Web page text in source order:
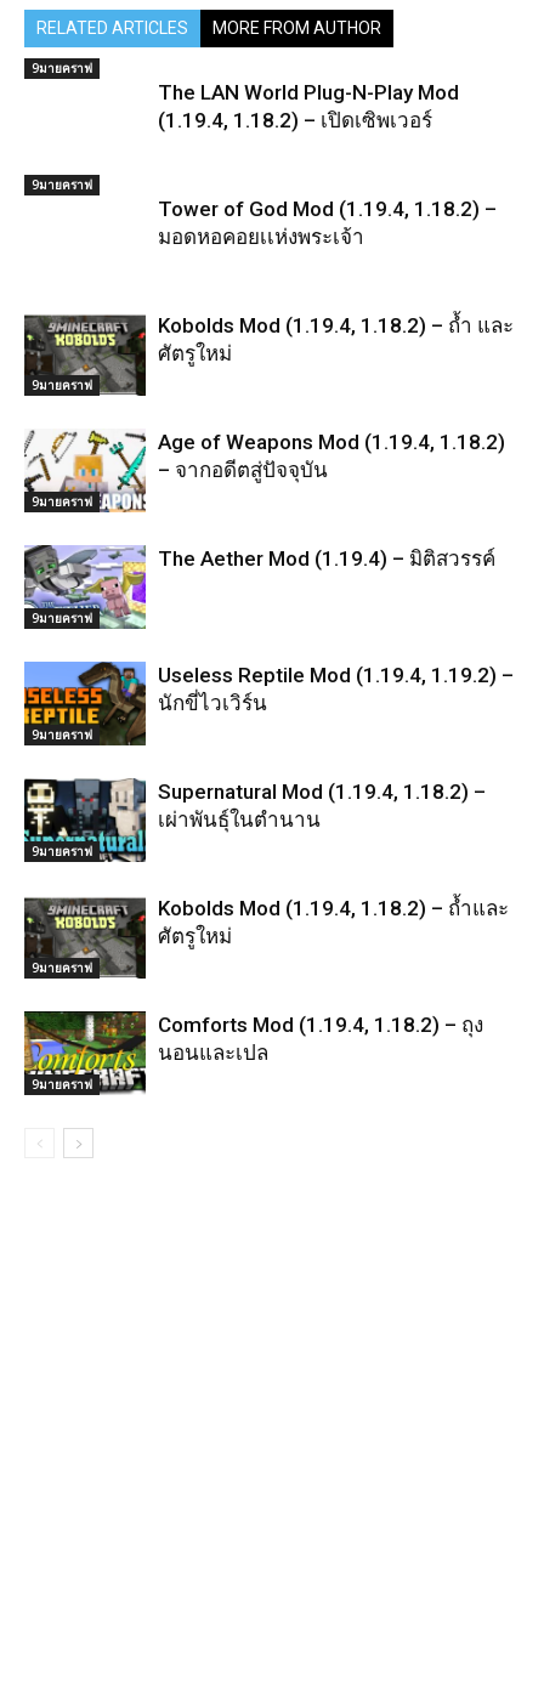
RELATED ARTICLES MORE FROM AUTHOR
9มายคราฟ
The LAN World Plug-N-Play Mod
(1.19.4, 1.18.2) – เปิดเซิพเวอร์
9มายคราฟ
Tower of God Mod (1.19.4, 1.18.2) –
มอดหอคอยเเห่งพระเจ้า
9มายคราฟ
Kobolds Mod (1.19.4, 1.18.2) – ถ้ำ และ
ศัตรูใหม่
9มายคราฟ
Age of Weapons Mod (1.19.4, 1.18.2)
– จากอดีตสู่ปัจจุบัน
9มายคราฟ
The Aether Mod (1.19.4) – มิติสวรรค์
9มายคราฟ
Useless Reptile Mod (1.19.4, 1.19.2) –
นักขี่ไวเวิร์น
9มายคราฟ
Supernatural Mod (1.19.4, 1.18.2) –
เผ่าพันธุ์ในตำนาน
9มายคราฟ
Kobolds Mod (1.19.4, 1.18.2) – ถ้ำและ
ศัตรูใหม่
9มายคราฟ
Comforts Mod (1.19.4, 1.18.2) – ถุง
นอนและเปล